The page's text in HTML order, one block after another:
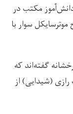
مکتب در
سوار با
گفته‌اند که
در شهرک رازی (شیدایی) از